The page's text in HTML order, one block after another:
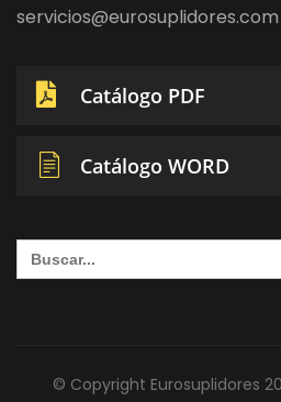
servicios@eurosuplidores.com
Catálogo PDF
Catálogo WORD
Search
for:
© Copyright Eurosuplidores